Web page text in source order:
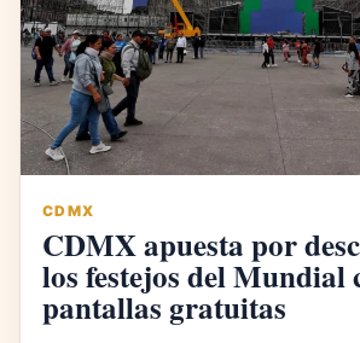
CDMX
CDMX apuesta por
los festejos del Mundial
pantallas gratuitas